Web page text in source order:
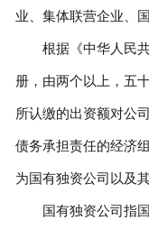
业、集体联营企业、
根据《中华人民共
册，由两个以上，五
所认缴的出资额对公
债务承担责任的经济
为国有独资公司以及
国有独资公司指国